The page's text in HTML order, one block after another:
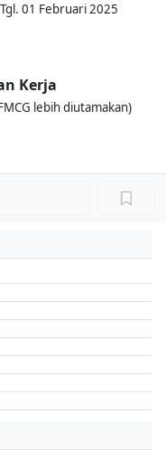
01 Februari 2025
Kerja
lebih diutamakan)